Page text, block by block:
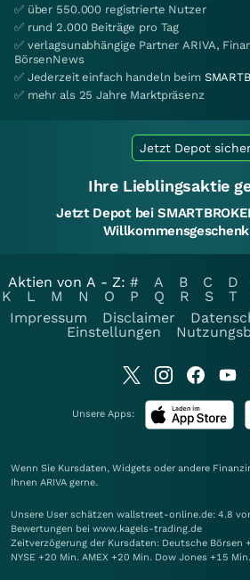
✅ über 550.000 registrierte Nutzer
✅ rund 2.000 Beiträge pro Tag
✅ verlagsunabhängige Partner ARIVA,
BörsenNews
✅ Jederzeit einfach handeln beim
✅ mehr als 25 Jahre Marktpräsenz
Jetzt Depot
Ihre Lieblingsaktie
Jetzt Depot bei
Aktien von A - Z: # A B C D
K
L M N O P Q R S T
Impressum
Disclaimer
Einstellungen
Unsere Apps:
Wenn Sie Kursdaten, Widgets oder andere
Ihnen ARIVA gerne.
Unsere User schätzen wallstreet-online.de: 4.8
Bewertungen bei www.kagels-trading.de
Zeitverzögerung der Kursdaten: Deutsche Börsen
NYSE +20 Min. AMEX +20 Min. Dow Jones +15